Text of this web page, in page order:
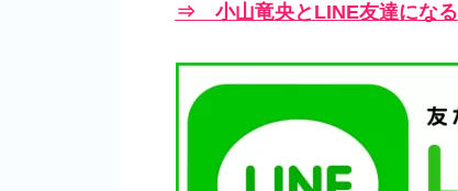
⇒ 小山竜央とLINE友達になる